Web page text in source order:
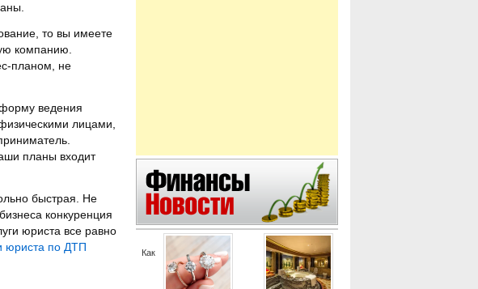
то вы имеете
компанию.
планом, не
ведения
лицами,
планы входит
быстрая. Не
конкуренция
юриста все равно
юриста по ДТП
Как